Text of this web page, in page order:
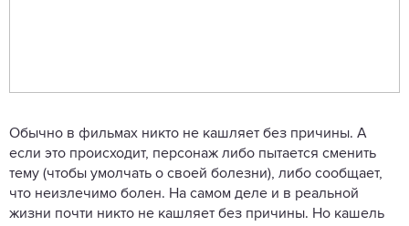
Обычно в фильмах никто не кашляет без причины. А
если это происходит, персонаж либо пытается сменить
тему (чтобы умолчать о своей болезни), либо сообщает,
что неизлечимо болен. На самом деле и в реальной
жизни почти никто не кашляет без причины. Но кашель